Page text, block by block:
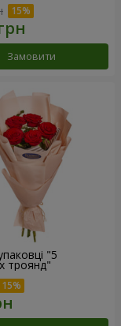
Замовити
"5
троянд"